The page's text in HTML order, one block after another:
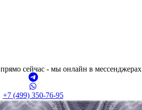
сейчас - мы онлайн в мессенджерах
+7 (499) 350-76-95